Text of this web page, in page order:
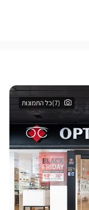
(7)כל התמונות